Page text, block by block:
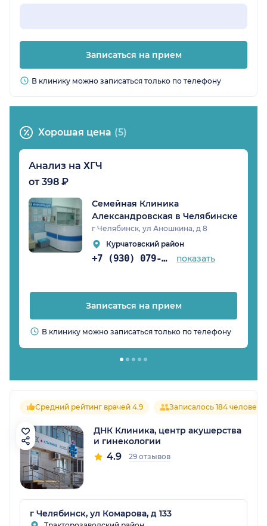
Записаться на прием
В клинику можно записаться только по телефону
Хорошая цена (5)
Анализ на ХГЧ
от 398 ₽
Семейная Клиника
Александровская в Челябинске
г Челябинск, ул Аношкина, д 8
Курчатовский район
+7 (930) 079-05-39 показать
Записаться на прием
В клинику можно записаться только по телефону
Средний рейтинг врачей 4.9 Записалось 184 человека
ДНК Клиника, центр акушерства
и гинекологии
4.9 29 отзывов
г Челябинск, ул Комарова, д 133